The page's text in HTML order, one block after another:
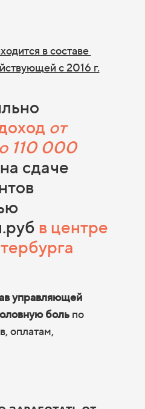
от
110 000
сдаче
в центре
управляющей
больпо
оплатам,
в составе
с 2016 г.